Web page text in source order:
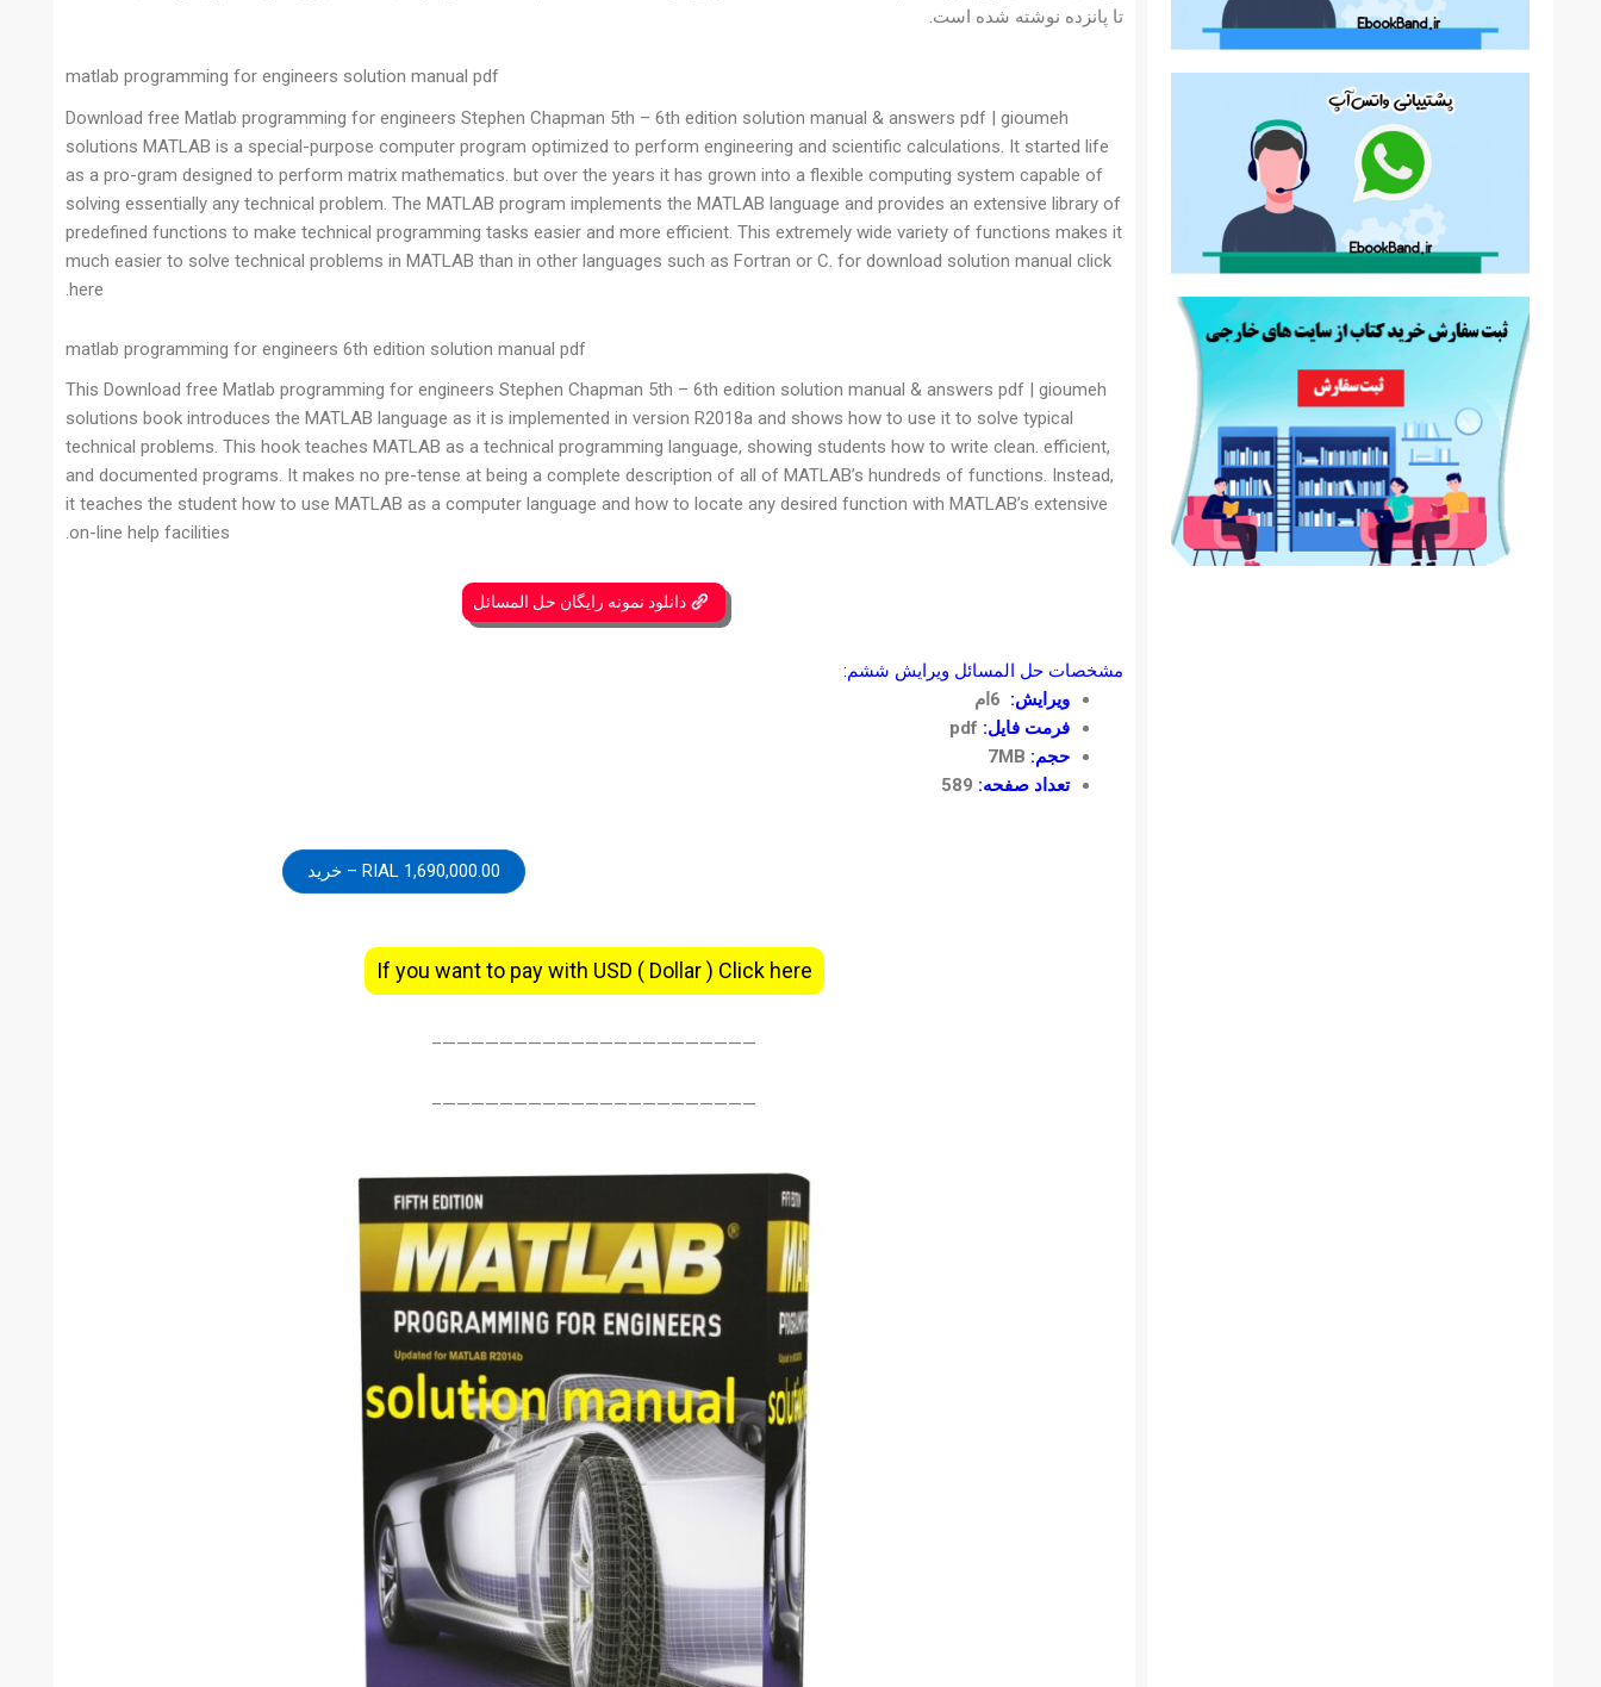
تا پانزده نوشته شده است.
matlab programming for engineers solution manual pdf
Download free Matlab programming for engineers Stephen Chapman 5th – 6th edition solution manual & answers pdf | gioumeh
solutions MATLAB is a special-purpose computer program optimized to perform engineering and scientific calculations. It started life
as a pro-gram designed to perform matrix mathematics. but over the years it has grown into a flexible computing system capable of
solving essentially any technical problem. The MATLAB program implements the MATLAB language and provides an extensive library of
predefined functions to make technical programming tasks easier and more efficient. This extremely wide variety of functions makes it
much easier to solve technical problems in MATLAB than in other languages such as Fortran or C. for download solution manual click
here.
matlab programming for engineers 6th edition solution manual pdf
This Download free Matlab programming for engineers Stephen Chapman 5th – 6th edition solution manual & answers pdf | gioumeh
solutions book introduces the MATLAB language as it is implemented in version R2018a and shows how to use it to solve typical
technical problems. This hook teaches MATLAB as a technical programming language, showing students how to write clean. efficient,
and documented programs. It makes no pre-tense at being a complete description of all of MATLAB’s hundreds of functions. Instead,
it teaches the student how to use MATLAB as a computer language and how to locate any desired function with MATLAB’s extensive
on-line help facilities.
دانلود نمونه رایگان حل المسائل
مشخصات حل المسائل ویرایش ششم:
ویرایش:
فرمت فایل:
حجم:
تعداد صفحه:
1,690,000.00 RIAL – خرید
If you want to pay with USD ( Dollar ) Click here
——————————————————————–
——————————————————————–